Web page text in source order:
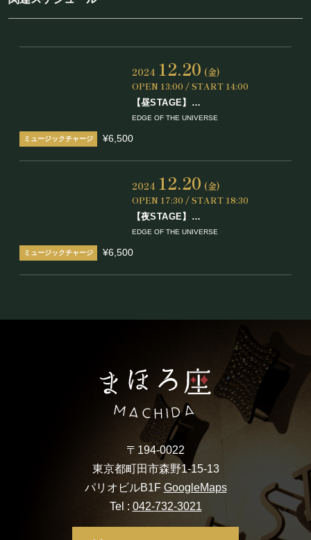
2024 12.20 (金)
OPEN 13:00 / START 14:00
【昼STAGE】
あの頃を思い出す名曲
EDGE OF THE UNIVERSE
¥6,500
2024 12.20 (金)
OPEN 17:30 / START 18:30
【夜STAGE】
あの頃を思い出す名曲
EDGE OF THE UNIVERSE
¥6,500
〒194-0022
東京都町田市森野1-15-13
パリオビルB1F GoogleMaps
Tel : 042-732-3021